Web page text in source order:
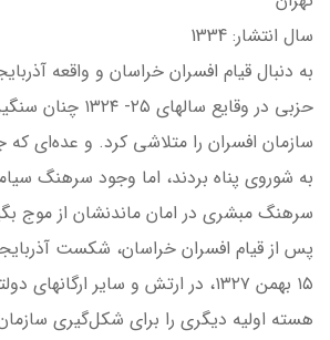
سال انتشار: 1334
به دنبال قيام افسران خراسان و واقعه
حزبي در وقايع
سازمان افسران را متلاشي كرد. و عده‌اي كه
به شوروي پناه بردند، اما وجود سرهنگ
سرهنگ مبشري در امان ماندنشان از موج
پس از قيام افسران خراسان، شكست
۱۵ بهمن ۱۳۲۷، در ارتش و ساير
هسته اوليه ديگري را براي شكل‌گيري